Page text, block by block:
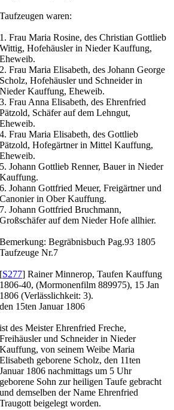
Taufzeugen waren:
1. Frau Maria Rosine, des Christian Gottlieb
Wittig, Hofehäusler in Nieder Kauffung,
Eheweib.
2. Frau Maria Elisabeth, des Johann George
Scholz, Hofehäusler und Schneider in
Nieder Kauffung, Eheweib.
3. Frau Anna Elisabeth, des Ehrenfried
Pätzold, Schäfer auf dem Lehngut,
Eheweib.
4. Frau Maria Elisabeth, des Gottlieb
Pätzold, Hofegärtner in Mittel Kauffung,
Eheweib.
5. Johann Gottlieb Renner, Bauer in Nieder
Kauffung.
6. Johann Gottfried Meuer, Freigärtner und
Canonier in Ober Kauffung.
7. Johann Gottfried Bruchmann,
Großschäfer auf dem Nieder Hofe allhier.
Bemerkung: Begräbnisbuch Pag.93 1805
Taufzeuge Nr.7
[S277] Rainer Minnerop, Taufen Kauffung
1806-40, (Mormonenfilm 889975), 15 Jan
1806 (Verlässlichkeit: 3).
den 15ten Januar 1806
ist des Meister Ehrenfried Freche,
Freihäusler und Schneider in Nieder
Kauffung, von seinem Weibe Maria
Elisabeth geborene Scholz, den 11ten
Januar 1806 nachmittags um 5 Uhr
geborene Sohn zur heiligen Taufe gebracht
und demselben der Name Ehrenfried
Traugott beigelegt worden.